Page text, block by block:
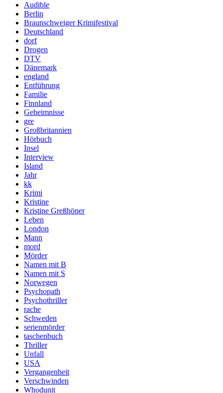
Audible
Berlin
Braunschweiger Krimifestival
Deutschland
dorf
Drogen
DTV
Dänemark
england
Entführung
Familie
Finnland
Geheimnisse
gre
Großbritannien
Hörbuch
Insel
Interview
Island
Jahr
kk
Krimi
Kristine
Kristine Greßhöner
Leben
London
Mann
mord
Mörder
Namen mit B
Namen mit S
Norwegen
Psychopath
Psychothriller
rache
Schweden
serienmörder
taschenbuch
Thriller
Unfall
USA
Vergangenheit
Verschwinden
Whodunit